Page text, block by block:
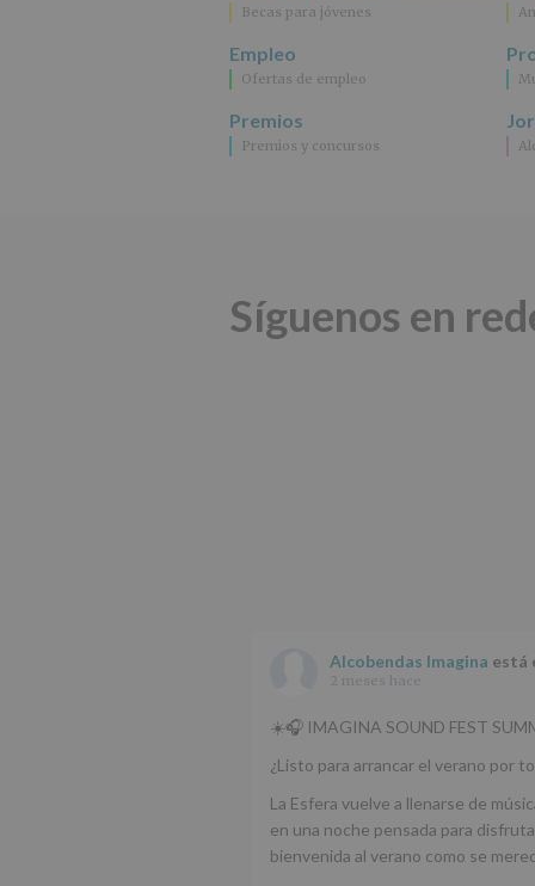
Becas para jóvenes
Empleo
Ofertas de empleo
Premios
Premios y concursos
Síguenos en
Alcobendas Imagina está
2 meses hace
☀️🎧 IMAGINA SOUND FEST
¿Listo para arrancar el verano por
La Esfera vuelve a llenarse de
en una noche pensada para
bienvenida al verano como se